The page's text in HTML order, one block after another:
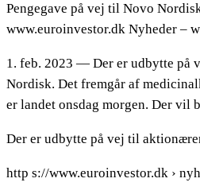
Pengegave på vej til Novo
www.euroinvestor.dk Nyheder –
1. feb. 2023 — Der er udbytte på
Nordisk. Det fremgår af
er landet onsdag morgen. Der vil
Der er udbytte på vej til
http s://www.euroinvestor.dk ›